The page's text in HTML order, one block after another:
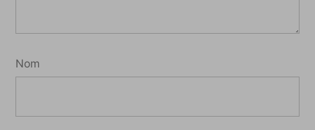
Nom